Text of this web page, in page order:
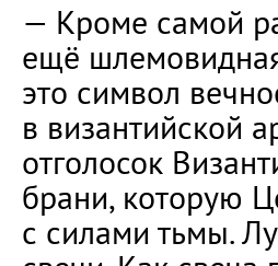
— Кроме самой
ещё
это символ
в византийской
отголосок
брани, которую
с силами тьмы.